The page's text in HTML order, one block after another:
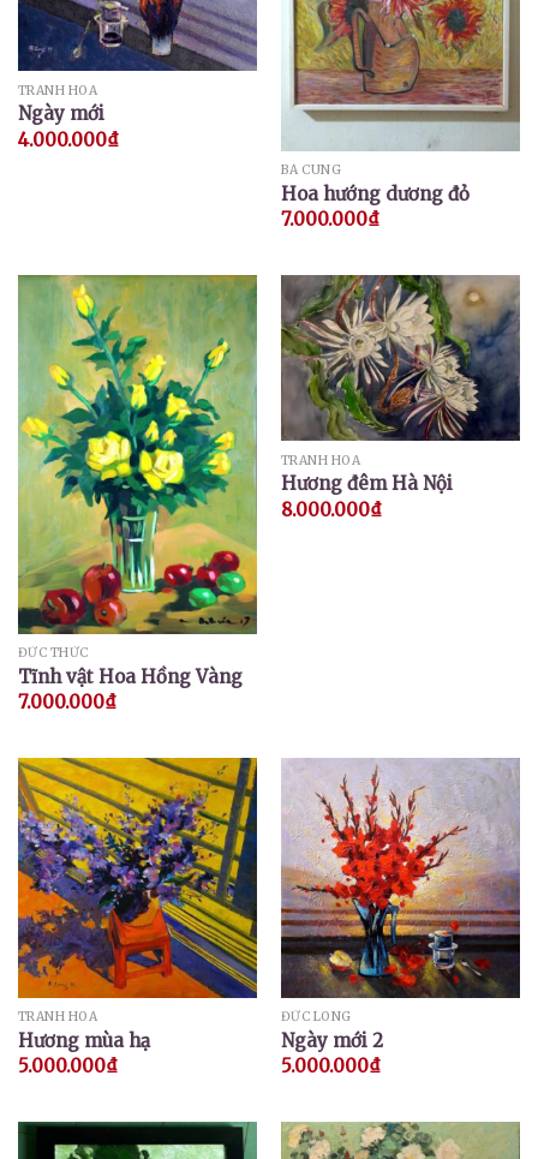
TRANH HOA
Ngày mới
4.000.000₫
BÁ CUNG
Hoa hướng dương đỏ
7.000.000₫
ĐỨC THỨC
Tĩnh vật Hoa Hồng Vàng
7.000.000₫
TRANH HOA
Hương đêm Hà Nội
8.000.000₫
TRANH HOA
Hương mùa hạ
5.000.000₫
ĐỨC LONG
Ngày mới 2
5.000.000₫